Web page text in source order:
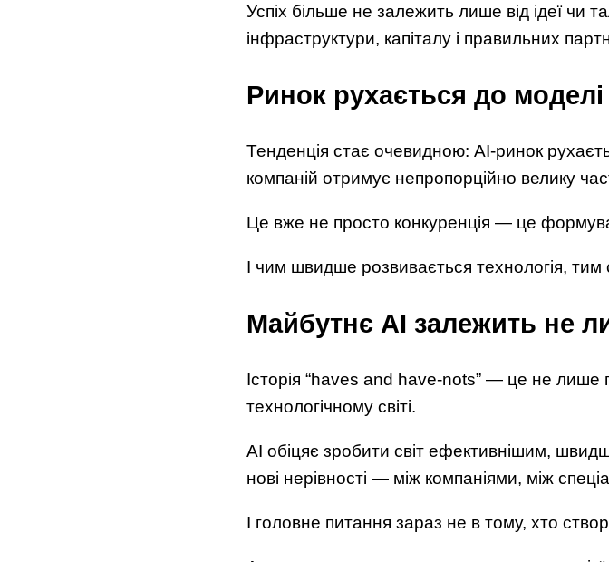
Успіх більше не залежить лише від ідеї чи
інфраструктури, капіталу і правильних
Ринок рухається до
Тенденція стає очевидною: AI-ринок
компаній отримує непропорційно велику
Це вже не просто конкуренція — це
І чим швидше розвивається технологія, тим
Майбутнє AI залежить не
Історія “haves and have-nots” — це не лише
технологічному світі.
AI обіцяє зробити світ ефективнішим,
нові нерівності — між компаніями, між
І головне питання зараз не в тому, хто